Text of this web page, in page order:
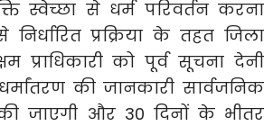
स्वेच्छा से धर्म परिवर्तन करना
प्रक्रिया के तहत जिला
प्राधिकारी को पूर्व सूचना देनी
धर्मांतरण की जानकारी सार्वजनिक
जाएगी और 30 दिनों के भीतर